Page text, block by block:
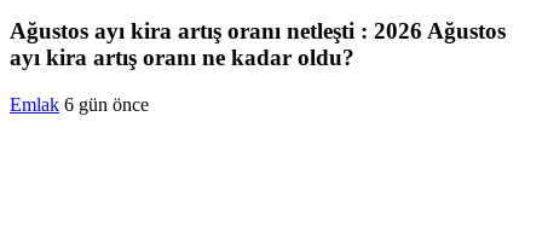
Ağustos ayı kira artış oranı netleşti : 2026 Ağustos
ayı kira artış oranı ne kadar oldu?
Emlak 6 gün önce